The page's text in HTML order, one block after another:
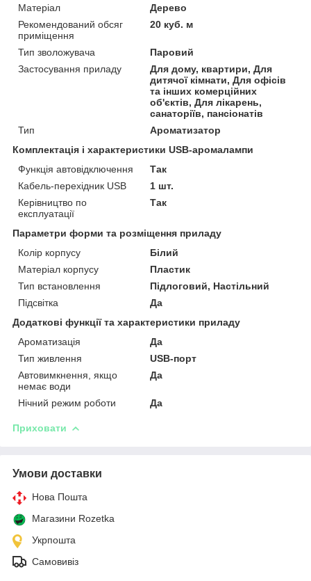
Матеріал
Дерево
Рекомендований обсяг
приміщення
20 куб. м
Тип зволожувача
Паровий
Застосування приладу
Для дому, квартири, Для
дитячої кімнати, Для офісів
та інших комерційних
об'єктів, Для лікарень,
санаторіїв, пансіонатів
Тип
Ароматизатор
Комплектація і характеристики USB-аромалампи
Функція автовідключення
Так
Кабель-перехідник USB
1 шт.
Керівництво по
експлуатації
Так
Параметри форми та розміщення приладу
Колір корпусу
Білий
Матеріал корпусу
Пластик
Тип встановлення
Підлоговий, Настільний
Підсвітка
Да
Додаткові функції та характеристики приладу
Ароматизація
Да
Тип живлення
USB-порт
Автовимкнення, якщо
немає води
Да
Нічний режим роботи Да
Приховати
Умови доставки
Нова Пошта
Магазини Rozetka
Укрпошта
Самовивіз